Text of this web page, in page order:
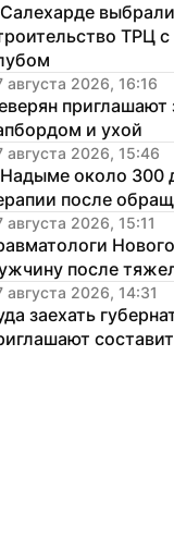
ТРЦ
августа 2026, 16:16
приглашают
и ухой
августа 2026, 15:46
около 300
после
августа 2026, 15:11
после
августа 2026, 14:31
заехать